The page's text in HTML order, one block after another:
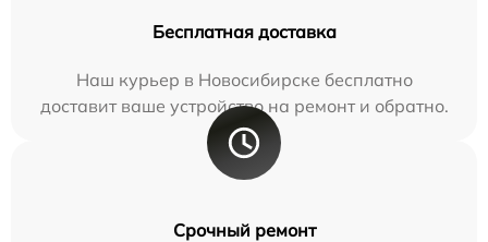
Бесплатная доставка
Наш курьер в Новосибирске бесплатно
доставит ваше устройство на ремонт и обратно.
Срочный ремонт